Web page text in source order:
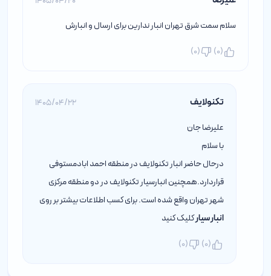
سلام سمت شرق تهران انبار ندارین برای ارسال و انبارش
(
0
)
(
0
)
تکنولایف
1405/04/22
علیرضا جان
با سلام
درحال حاضر انبار تکنولایف در منطقه احمد ابادمستوفی
قراردارد.همچنین انبارسیار تکنولایف در دو منطقه مرکزی
شهر تهران واقع شده است. برای کسب اطلاعات بیشتر بر روی
انبار سیارکلیک کنید
(
0
)
(
0
)